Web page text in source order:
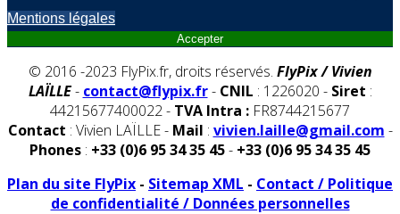
Mentions légales
Accepter
© 2016 -2023 FlyPix.fr, droits réservés. FlyPix / Vivien
LAÏLLE - contact@flypix.fr- CNIL : 1226020 - Siret :
44215677400022 - TVA Intra : FR8744215677
Contact : Vivien LAÏLLE - Mail : vivien.laille@gmail.com -
Phones : +33 (0)6 95 34 35 45- +33 (0)6 95 34 35 45
Plan du site FlyPix - Sitemap XML - Contact / Politique
de confidentialité / Données personnelles